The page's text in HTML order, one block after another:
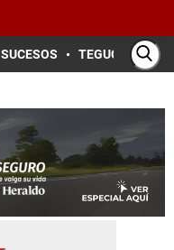
SUCESOS TEGUCIGALPA